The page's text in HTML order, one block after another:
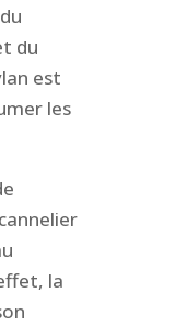
du
est
les
la